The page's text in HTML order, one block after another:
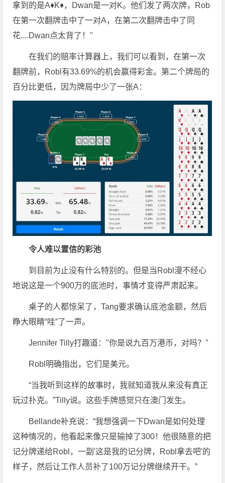
拿到的是A♦K♦，Dwan是一对K。他们发了两次牌，Rob
在第一次翻牌击中了一对A，在第二次翻牌击中了同
花....Dwan点太背了！"
在我们的赔率计算器上，我们可以看到，在第一次
翻牌前，Robl有33.69%的机会赢得彩金。第二个牌局的
百分比更低，因为牌局中少了一张A：
令人难以置信的彩池
到目前为止没有什么特别的。但是当Robl漫不经心
地说这是一个900万的底池时，事情才变得严肃起来。
桌子的人都惊呆了，Tang要求确认底池金额，然后
睁大眼睛“哇”了一声。
Jennifer Tilly打趣道："你是说九百万港币，对吗？"
Robl明确指出，它们是美元。
“当我听到这样的故事时，我就知道我从来没有真正
玩过扑克。”Tilly说。这些手牌感觉只在澳门发生。
Bellande补充说：“我想强调一下Dwan是如何处理
这种情况的，他看起来像只是输掉了300！他很随意的把
记分牌递给Robl，一副'这是我的记分牌，Robl拿去吧'的
样子，然后让工作人员补了100万记分牌继续开干。”